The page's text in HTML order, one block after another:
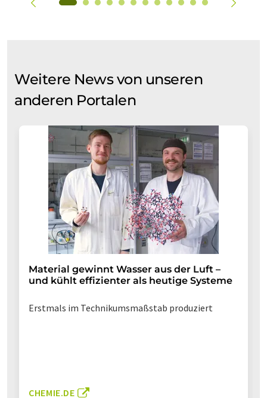
Weitere News von unseren
anderen Portalen
Material gewinnt Wasser aus der Luft –
und kühlt effizienter als heutige Systeme
Erstmals im Technikumsmaßstab produziert
CHEMIE.DE